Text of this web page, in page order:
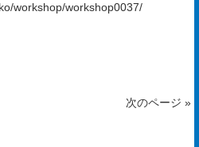
会
workshop/workshop0037/
次のページ »